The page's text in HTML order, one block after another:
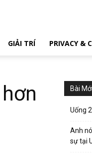
GIẢI TRÍ PRIVACY &
Bài Mới
Uống
Anh
sự tại